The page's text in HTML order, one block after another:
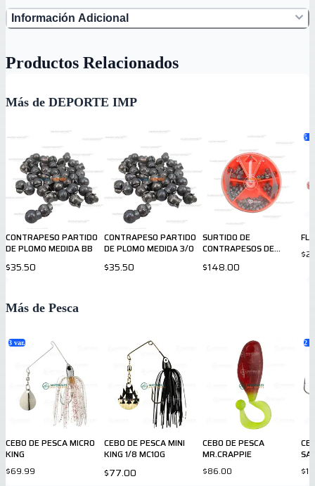
Información Adicional
Productos Relacionados
Más de DEPORTE IMP
CONTRAPESO PARTIDO
DE PLOMO MEDIDA BB
$35.50
CONTRAPESO PARTIDO
DE PLOMO MEDIDA 3/0
$35.50
SURTIDO DE
CONTRAPESOS DE
$148.00
5
Más de Pesca
3 var.
CEBO DE PESCA MICRO
KING
$69.99
CEBO DE PESCA MINI
KING 1/8 MC10G
$77.00
CEBO DE PESCA
MR.CRAPPIE
$86.00
2